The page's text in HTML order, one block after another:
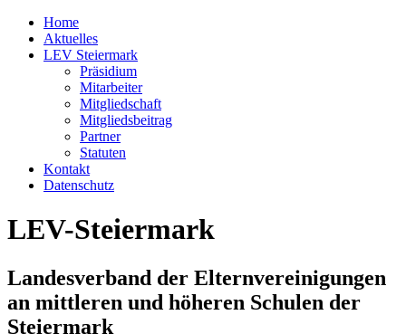
Home
Aktuelles
LEV Steiermark
Präsidium
Mitarbeiter
Mitgliedschaft
Mitgliedsbeitrag
Partner
Statuten
Kontakt
Datenschutz
LEV-Steiermark
Landesverband der Elternvereinigungen
an mittleren und höheren Schulen der
Steiermark